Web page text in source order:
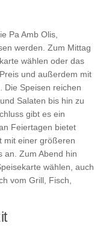
Pa Amb Olis,
werden. Zum Mittag
wählen oder das
und außerdem mit
Die Speisen reichen
Salaten bis hin zu
gibt es ein
Feiertagen bietet
mit einer größeren
an. Zum Abend hin
wählen, auch
vom Grill, Fisch,